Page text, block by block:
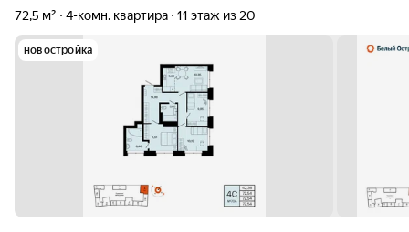
72,5 м²
4-комн. квартира 11 этаж из 20
новостройка